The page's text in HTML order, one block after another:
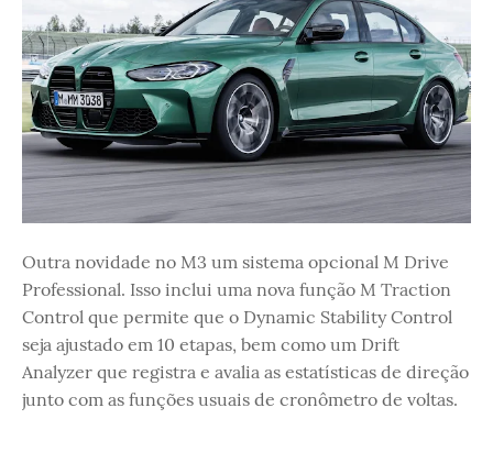
Outra novidade no M3 um sistema opcional M Drive
Professional. Isso inclui uma nova função M Traction
Control que permite que o Dynamic Stability Control
seja ajustado em 10 etapas, bem como um Drift
Analyzer que registra e avalia as estatísticas de direção
junto com as funções usuais de cronômetro de voltas.